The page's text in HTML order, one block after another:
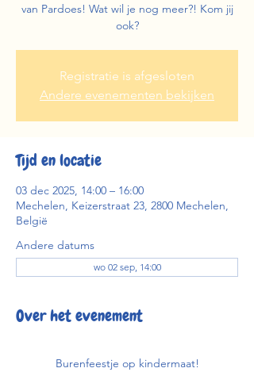
van Pardoes! Wat wil je nog meer?! Kom jij
ook?
Registratie is afgesloten
Andere evenementen bekijken
Tijd en locatie
03 dec 2025, 14:00 – 16:00
Mechelen, Keizerstraat 23, 2800 Mechelen,
België
Andere datums
wo 02 sep, 14:00
Over het evenement
Burenfeestje op kindermaat!